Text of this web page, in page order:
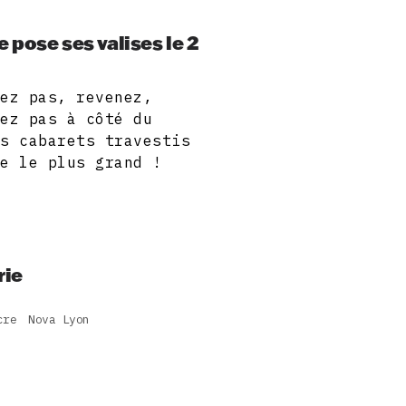
ses valises le 2
pas, revenez,
pas à côté du
cabarets travestis
le plus grand !
Nova Lyon